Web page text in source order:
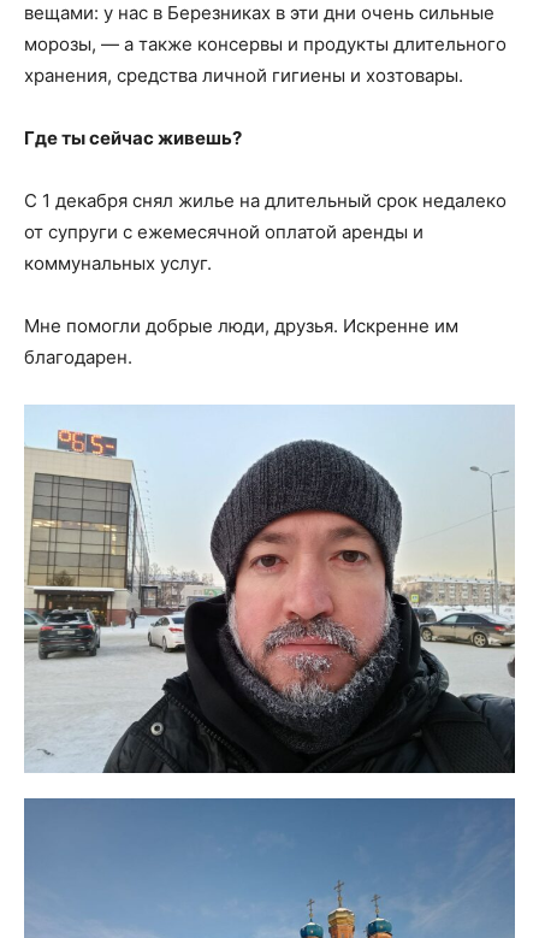
вещами: у нас в Березниках в эти дни очень сильные
морозы, — а также консервы и продукты длительного
хранения, средства личной гигиены и хозтовары.
Где ты сейчас живешь?
С 1 декабря снял жилье на длительный срок недалеко
от супруги с ежемесячной оплатой аренды и
коммунальных услуг.
Мне помогли добрые люди, друзья. Искренне им
благодарен.